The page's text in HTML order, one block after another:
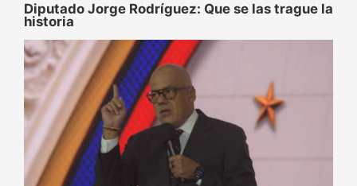
Diputado Jorge Rodríguez: Que se las trague la
historia